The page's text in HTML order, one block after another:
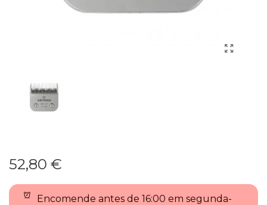
52,80 €
Encomende antes de 16:00 em segunda-